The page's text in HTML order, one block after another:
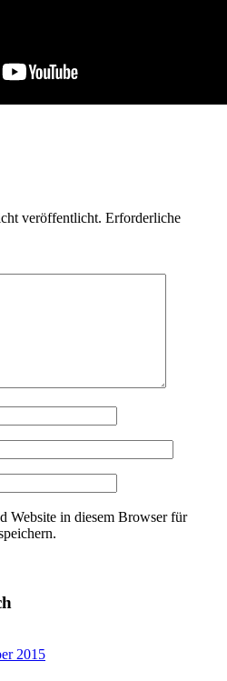
veröffentlicht. Erforderliche
Website in diesem Browser für
2015